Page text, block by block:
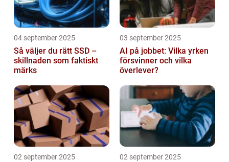
04 september 2025
Så väljer du rätt SSD –
skillnaden som faktiskt
märks
03 september 2025
AI på jobbet: Vilka yrken
försvinner och vilka
överlever?
02 september 2025 02 september 2025